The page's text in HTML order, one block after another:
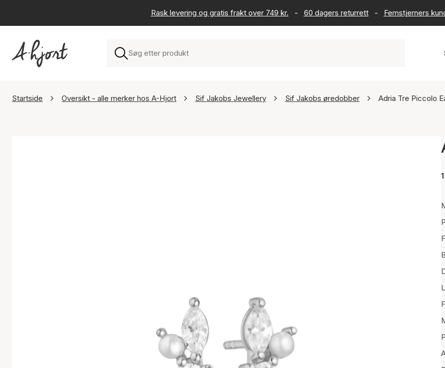
Rask levering og gratis frakt over 749 kr. - 60 dagers returrett - Femstjerners
Startside Oversikt - alle merker hos A-Hjort Sif Jakobs Jewellery Sif Jakobs øredobber Adria Tre Piccolo